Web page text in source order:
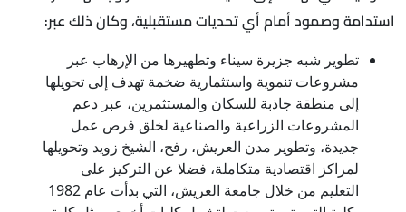
استدامة وصمود أمام أي تحديات مستقبلية، وكان ذلك عبر:
تطوير شبه جزيرة سيناء وتطهيرها من الإرهاب عبر
مشروعات تنموية واستثمارية ضخمة تهدف إلى تحويلها
إلى منطقة جاذبة للسكان والمستثمرين، عبر دعم
المشروعات الزراعية والصناعية لخلق فرص عمل
جديدة، وتطوير مدن العريش، رفح، الشيخ زويد وتحويلها
لمراكز اقتصادية متكاملة، فضلا عن التركيز على
التعليم من خلال جامعة العريش، التي بدأت عام 1982